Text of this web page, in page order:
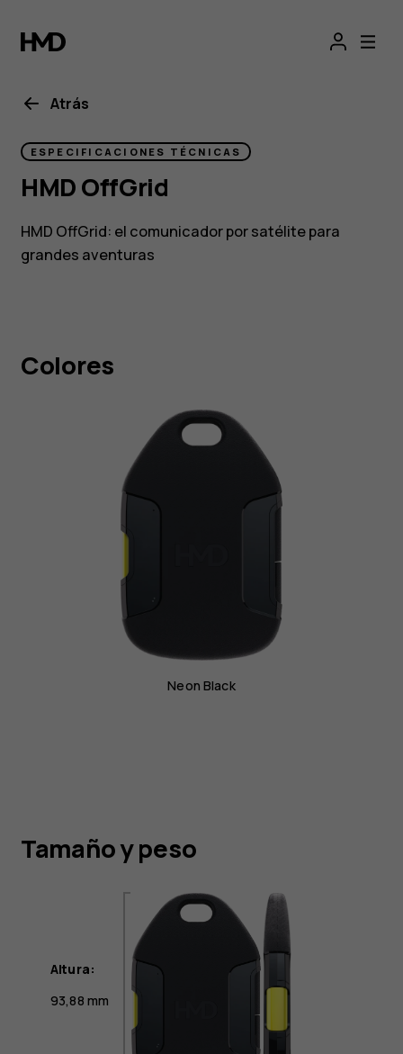
HMD
OffGrid
Atrás
ESPECIFICACIONES TÉCNICAS
HMD OffGrid
HMD OffGrid: el comunicador por satélite para
grandes aventuras
Colores
Neon Black
Tamaño y peso
Altura:
93,88 mm